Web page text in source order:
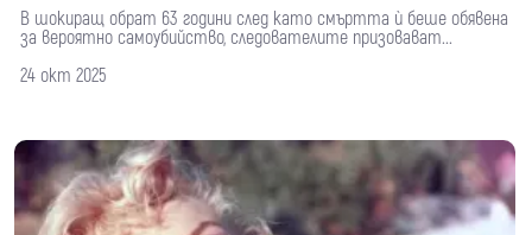
В шокиращ обрат 63 години след като смъртта ѝ беше обявена
за вероятно самоубийство, следователите призовават...
24 окт 2025